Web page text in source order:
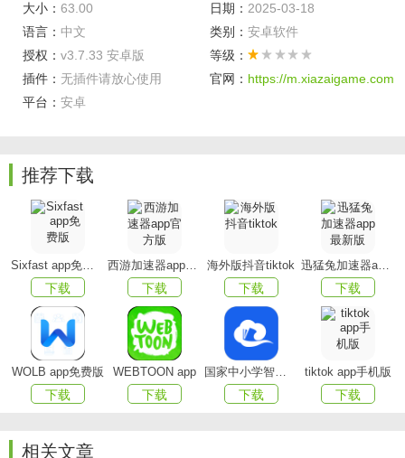
品，覆盖美食美酒、美容个护、家庭生活、母婴保健等众多
更有新鲜好物供给it猫扑itmop用户免费试用，还可分享
试用心得，好物共享、好文同赞。
Ole＇＂生活不凡＂专栏杂志，每期为您送上对名人大家
的独家访谈，分享他们对待生活的态度和点滴感悟，一同探
寻生活之美。
【成为Ole＇会员，获取专属权益】
会员权益全面升级，尽享＂狂欢会员日、积分当前花、
生日有好礼、定制升级礼＂等专属特权；定期开展会员课
堂，分享品酒、烘焙等精致生活方式；专享门店扫码购，快
速结账无需排队。
软件亮点
・每天都有不一样的购物活动可以参加，每天都能在这
大小： 63.00 日期： 2025-03-18
语言： 中文 类别： 安卓软件
授权： v3.7.33 安卓版
等级：
插件： 无插件请放心使用 官网： https://m.xiazaigame.com
平台： 安卓
推荐下载
Sixfast app免费版
下载
西游加速器app官方版
下载
海外版抖音tiktok
下载
迅猛兔加速器app最新版
下载
WOLB app免费版
下载
WEBTOON app
下载
国家中小学智慧教育平台app(智慧中小学)
下载
tiktok app手机版
下载
相关文章